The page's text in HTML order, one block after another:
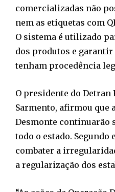
comercializadas não
nem as etiquetas com
O sistema é utilizado
dos produtos e garantir
tenham procedência
O presidente do Detran
Sarmento, afirmou que
Desmonte continuarão
todo o estado. Segundo
combater a
a regularização dos